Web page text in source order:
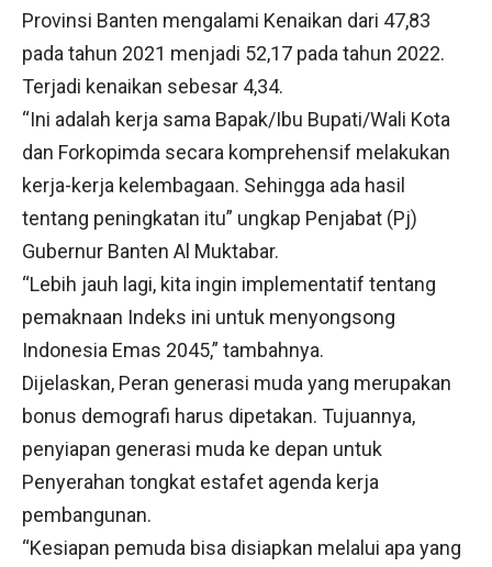
Provinsi Banten mengalami Kenaikan dari 47,83
pada tahun 2021 menjadi 52,17 pada tahun 2022.
Terjadi kenaikan sebesar 4,34.
“Ini adalah kerja sama Bapak/Ibu Bupati/Wali Kota
dan Forkopimda secara komprehensif melakukan
kerja-kerja kelembagaan. Sehingga ada hasil
tentang peningkatan itu” ungkap Penjabat (Pj)
Gubernur Banten Al Muktabar.
“Lebih jauh lagi, kita ingin implementatif tentang
pemaknaan Indeks ini untuk menyongsong
Indonesia Emas 2045,” tambahnya.
Dijelaskan, Peran generasi muda yang merupakan
bonus demografi harus dipetakan. Tujuannya,
penyiapan generasi muda ke depan untuk
Penyerahan tongkat estafet agenda kerja
pembangunan.
“Kesiapan pemuda bisa disiapkan melalui apa yang